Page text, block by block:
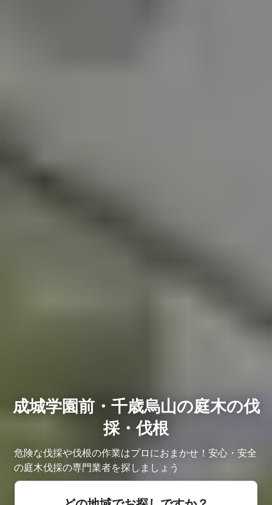
成城学園前・千歳烏山の庭木の伐
採・伐根
危険な伐採や伐根の作業はプロにおまかせ！安心・安全
の庭木伐採の専門業者を探しましょう